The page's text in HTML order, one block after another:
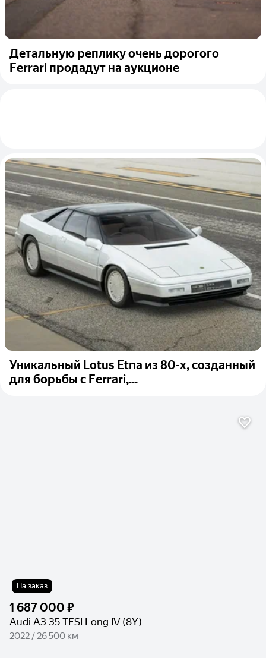
Детальную реплику очень дорогого
Ferrari продадут на аукционе
Уникальный Lotus Etna из 80-х, созданный
для борьбы с Ferrari,...
На заказ
1 687 000 ₽
Audi A3 35 TFSI Long IV (8Y)
2022 / 26 500 км